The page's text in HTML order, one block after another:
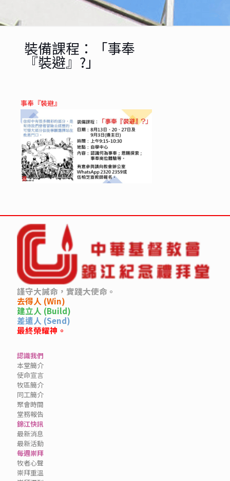
裝備課程：「事奉
『裝避』?」
事奉『裝避』
謹守大誡命，實踐大使命。
去得人 (Win)
建立人 (Build)
差遣人 (Send)
最終榮耀神。
認識我們
本堂簡介
使命宣言
牧區簡介
同工簡介
聚會時間
堂務報告
錦江快訊
最新消息
最新活動
每週崇拜
牧者心聲
崇拜重溫